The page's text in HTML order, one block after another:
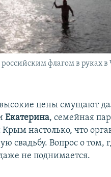
флагом в руках
цены смущают
Екатерина, семейная
настолько, что
свадьбу. Вопрос о том,
не поднимается.